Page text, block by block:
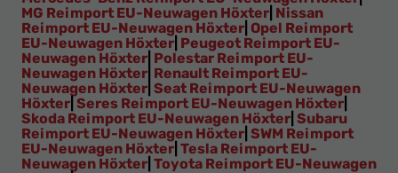
MG Reimport EU-Neuwagen Höxter Nissan
Reimport EU-Neuwagen Höxter Opel Reimport
EU-Neuwagen Höxter Peugeot Reimport EU-
Neuwagen Höxter Polestar Reimport EU-
Neuwagen Höxter Renault Reimport EU-
Neuwagen Höxter Seat Reimport EU-Neuwagen
Höxter Seres Reimport EU-Neuwagen Höxter
Skoda Reimport EU-Neuwagen Höxter Subaru
Reimport EU-Neuwagen Höxter SWM Reimport
EU-Neuwagen Höxter Tesla Reimport EU-
Neuwagen Höxter Toyota Reimport EU-Neuwagen